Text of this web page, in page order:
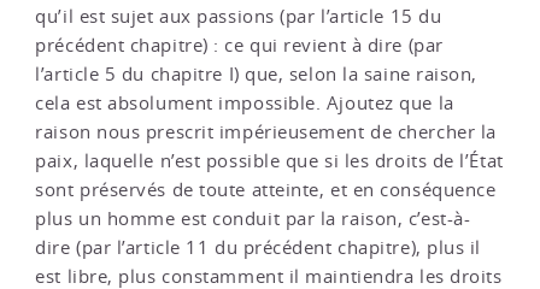
qu’il est sujet aux passions (par l’article 15 du
précédent chapitre) : ce qui revient à dire (par
l’article 5 du chapitre I) que, selon la saine raison,
cela est absolument impossible. Ajoutez que la
raison nous prescrit impérieusement de chercher la
paix, laquelle n’est possible que si les droits de l’État
sont préservés de toute atteinte, et en conséquence
plus un homme est conduit par la raison, c’est-à-
dire (par l’article 11 du précédent chapitre), plus il
est libre, plus constamment il maintiendra les droits